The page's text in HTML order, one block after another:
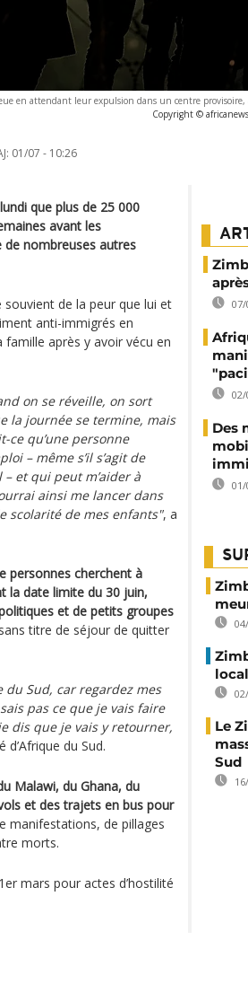
en attendant leur expulsion dans un centre
Copyright © africanews
01/07 - 10:26
que plus de 25 000
avant les
nombreuses autres
de la peur que lui et
anti-immigrés en
famille après y avoir vécu en
on se réveille, on sort
la journée se termine, mais
ce qu’une personne
– même s’il s’agit de
et qui peut m’aider à
ainsi me lancer dans
scolarité de mes enfants", a
personnes cherchent à
la date limite du 30 juin,
et de petits groupes
titre de séjour de quitter
Sud, car regardez mes
pas ce que je vais faire
dis que je vais y retourner,
du Sud.
Malawi, du Ghana, du
et des trajets en bus pour
manifestations, de pillages
morts.
mars pour actes d’hostilité
07/
02/
Des
01/
Le
Sud